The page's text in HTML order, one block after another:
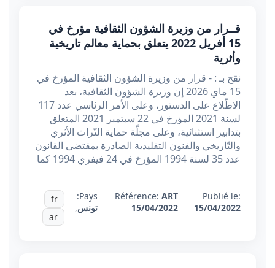
قــرار من وزيرة الشؤون الثقافية مؤرخ في
15 أفريل 2022 يتعلق بحماية معالم تاريخية
وأثرية
نقح بـ : - قرار من وزيرة الشؤون الثقافية المؤرخ في
15 ماي 2026 إن وزيرة الشؤون الثقافية، بعد
الاطّلاع على الدستور، وعلى الأمر الرئاسي عدد 117
لسنة 2021 المؤرخ في 22 سبتمبر 2021 المتعلق
بتدابير استثنائية، وعلى مجلّة حماية التّراث الأثري
والتّاريخي والفنون التقليدية الصادرة بمقتضى القانون
عدد 35 لسنة 1994 المؤرخ في 24 فيفري 1994 كما
Publié le:
15/04/2022
Référence:ART
15/04/2022
Pays:
تونس,
fr
ar